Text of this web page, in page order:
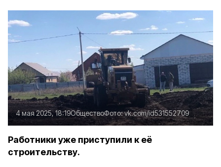
4 мая 2025, 18:19ОбществоФото:vk.com/id531552709
Работники уже приступили к её
строительству.